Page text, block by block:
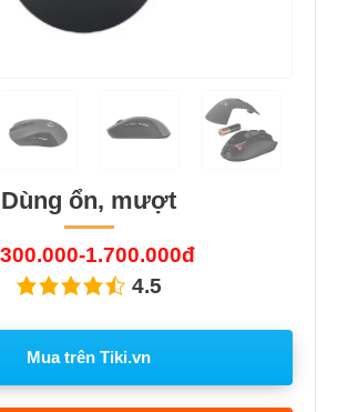
Dùng ổn, mượt
1.700.000đ
4.5
Mua trên Tiki.vn